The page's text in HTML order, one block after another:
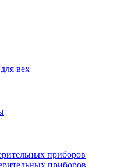
вех
приборов
приборов